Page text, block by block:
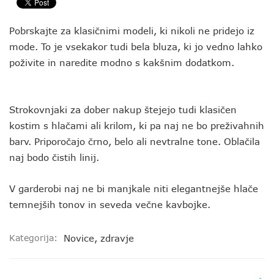
Pobrskajte za klasičnimi modeli, ki nikoli ne pridejo iz
mode. To je vsekakor tudi bela bluza, ki jo vedno lahko
poživite in naredite modno s kakšnim dodatkom.
Strokovnjaki za dober nakup štejejo tudi klasičen
kostim s hlačami ali krilom, ki pa naj ne bo preživahnih
barv. Priporočajo črno, belo ali nevtralne tone. Oblačila
naj bodo čistih linij.
V garderobi naj ne bi manjkale niti elegantnejše hlače
temnejših tonov in seveda večne kavbojke.
Kategorija: Novice, zdravje